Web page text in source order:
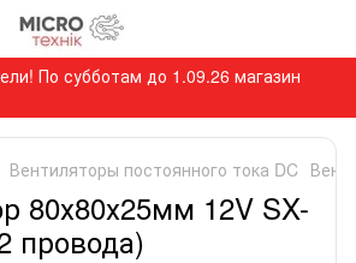
По субботам до 1.09.26 магазин
Вентиляторы постоянного тока DC
80х80х25мм 12V SX-
провода)